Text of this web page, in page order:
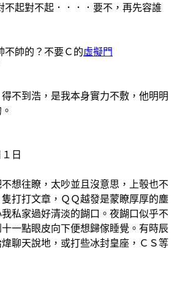
起．．．．要不，再先容誰
？不要Ｃ的虛擬門
是我本身實力不敷，他明明
，太吵並且沒意思，上彀也不
打打文章，ＱＱ越發是蒙瞭厚厚的塵
私家過好清淡的餬口。夜餬口似乎不
一點眼皮向下便想歸傢睡覺。有時辰
聊天說地，或打些冰封皇座，ＣＳ等